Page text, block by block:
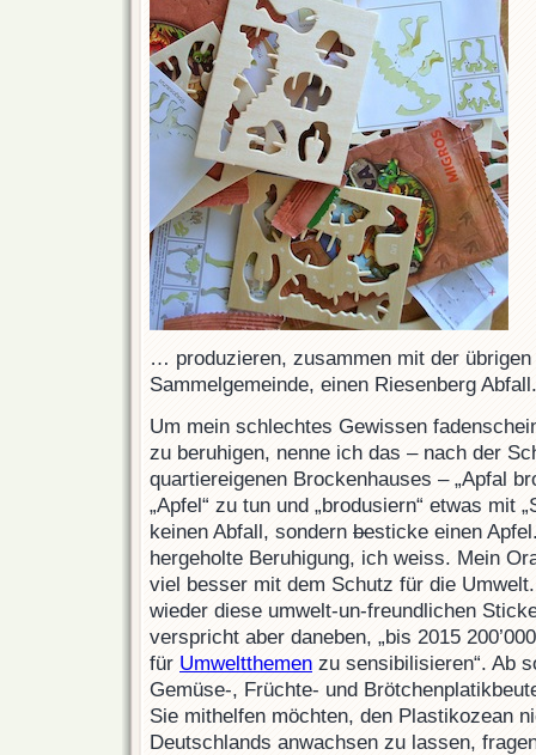
… produzieren, zusammen mit der übrigen
Sammelgemeinde, einen Riesenberg Abfall.
Um mein schlechtes Gewissen
zu beruhigen, nenne ich das – nach der
quartiereigenen Brockenhauses – „Apfal
„Apfel“ zu tun und „brodusiern“ etwas mit
keinen Abfall, sondern besticke einen
hergeholte Beruhigung, ich weiss. Mein
viel besser mit dem Schutz für die
wieder diese umwelt-un-freundlichen
verspricht aber daneben, „bis 2015
für Umweltthemen zu sensibilisieren“. Ab
Gemüse-, Früchte- und
Sie mithelfen möchten, den Plastikozean
Deutschlands anwachsen zu lassen,